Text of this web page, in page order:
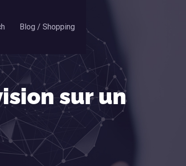
Blog / Shopping
sur un